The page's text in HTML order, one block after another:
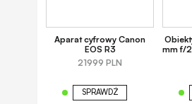
Aparat cyfrowy Canon
EOS R3
21999 PLN
SPRAWDŹ
mm f/